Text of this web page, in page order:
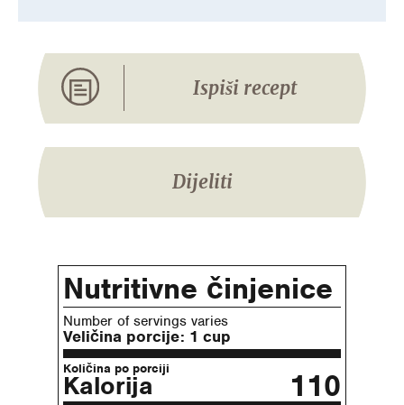
Ispiši recept
Dijeliti
Nutritivne činjenice
Number of servings varies
Veličina porcije: 1 cup
Količina po porciji
Kalorija 110